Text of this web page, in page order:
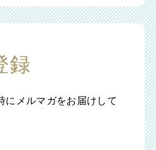
録
にメルマガをお届けして